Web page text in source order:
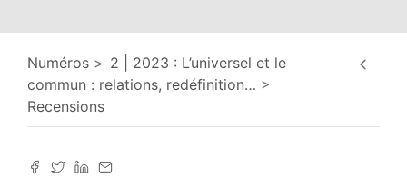
Numéros
2 | 2023 : L’universel et le
commun : relations, redéfinition…
Recensions